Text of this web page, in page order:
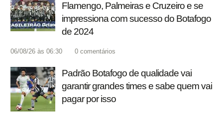
Flamengo, Palmeiras e Cruzeiro e se
impressiona com sucesso do Botafogo
de 2024
06/08/26 às 06:30 0 comentários
Padrão Botafogo de qualidade vai
garantir grandes times e sabe quem vai
pagar por isso